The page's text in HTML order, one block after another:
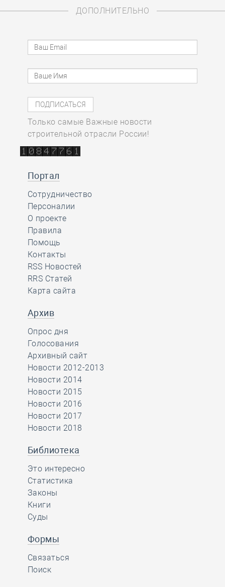
ДОПОЛНИТЕЛЬНО
Только самые Важные новости
строительной отрасли России!
Портал
Сотрудничество
Персоналии
О проекте
Правила
Помощь
Контакты
RSS Новостей
RRS Статей
Карта сайта
Архив
Опрос дня
Голосования
Архивный сайт
Новости 2012-2013
Новости 2014
Новости 2015
Новости 2016
Новости 2017
Новости 2018
Библиотека
Это интересно
Статистика
Законы
Книги
Суды
Формы
Связаться
Поиск